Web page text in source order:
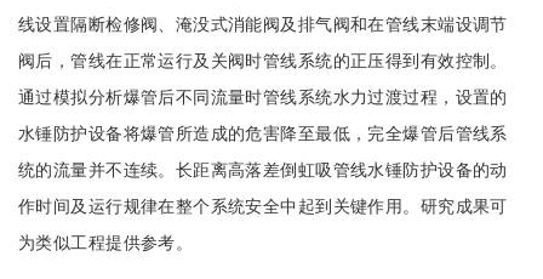
线设置隔断检修阀、淹没式消能阀及排气阀和在管线末端设调节
阀后，管线在正常运行及关阀时管线系统的正压得到有效控制。
通过模拟分析爆管后不同流量时管线系统水力过渡过程，设置的
水锤防护设备将爆管所造成的危害降至最低，完全爆管后管线系
统的流量并不连续。长距离高落差倒虹吸管线水锤防护设备的动
作时间及运行规律在整个系统安全中起到关键作用。研究成果可
为类似工程提供参考。